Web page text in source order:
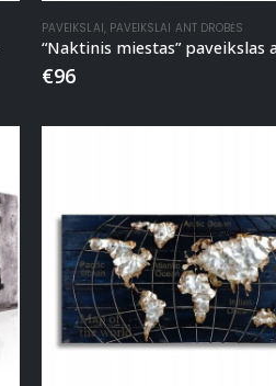
PAVEIKSLAI, PAVEIKSLAI ANT DROBĖS
€96